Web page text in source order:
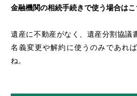
金融機関の相続手続きで使う場合はこ
遺産に不動産がなく、遺産分割協議
名義変更や解約に使うのみであれ
ね。